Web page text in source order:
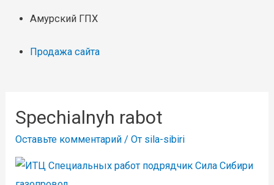
Амурский ГПХ
Продажа сайта
Spechialnyh rabot
Оставьте комментарий / От sila-sibiri